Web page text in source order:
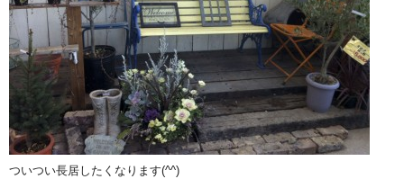
ついつい長居したくなります(^^)